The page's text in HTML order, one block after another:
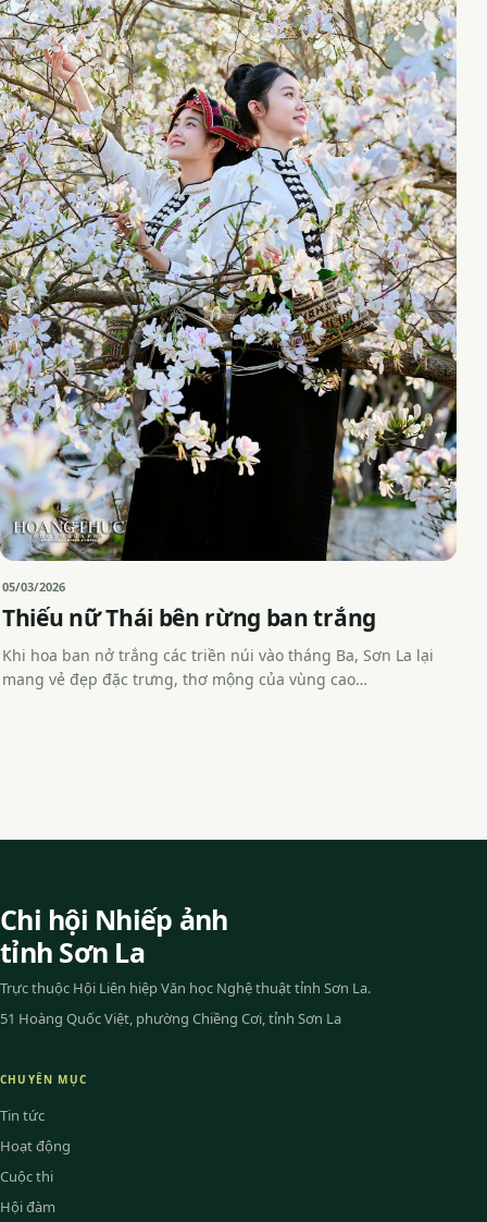
05/03/2026
Thiếu nữ Thái bên rừng ban trắng
Khi hoa ban nở trắng các triền núi vào tháng Ba, Sơn La lại
mang vẻ đẹp đặc trưng, thơ mộng của vùng cao…
Chi hội Nhiếp ảnh
tỉnh Sơn La
Trực thuộc Hội Liên hiệp Văn học Nghệ thuật tỉnh Sơn La.
51 Hoàng Quốc Việt, phường Chiềng Cơi, tỉnh Sơn La
CHUYÊN MỤC
Tin tức
Hoạt động
Cuộc thi
Hội đàm